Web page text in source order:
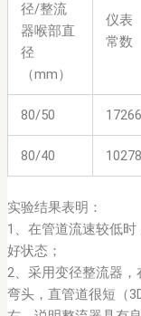
径/整流
器喉部直
径
（mm）
仪表
常数
80/50 17266
80/40 10278
实验结果表明：
1、在管道流速较低
好状态；
2、采用变径整流器，
弯头，直管道很短（